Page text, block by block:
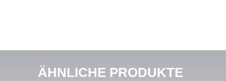
ÄHNLICHE PRODUKTE